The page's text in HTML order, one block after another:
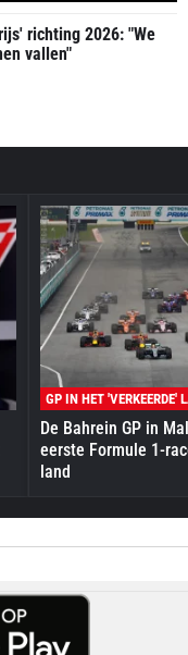
richting 2026: "We
vallen"
GP IN HET 'VERKEERDE'
De Bahrein GP in
eerste Formule 1-
land